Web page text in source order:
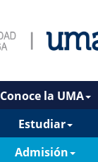
Conoce la UMA
Estudiar
Admisión